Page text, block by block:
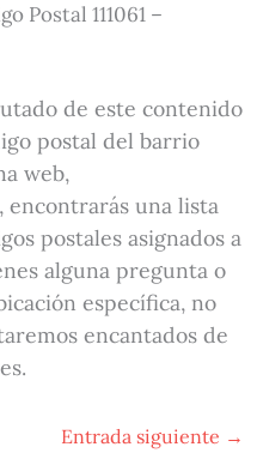
Postal 111061 –
de este contenido
postal del barrio
web,
encontrarás una lista
postales asignados a
alguna pregunta o
específica, no
encantados de
Entrada siguiente →